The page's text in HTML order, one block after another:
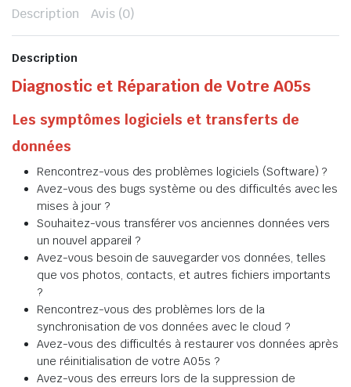
Description Avis (0)
Description
Diagnostic et Réparation de Votre A05s
Les symptômes logiciels et transferts de
données
Rencontrez-vous des problèmes logiciels (Software) ?
Avez-vous des bugs système ou des difficultés avec les
mises à jour ?
Souhaitez-vous transférer vos anciennes données vers
un nouvel appareil ?
Avez-vous besoin de sauvegarder vos données, telles
que vos photos, contacts, et autres fichiers importants
?
Rencontrez-vous des problèmes lors de la
synchronisation de vos données avec le cloud ?
Avez-vous des difficultés à restaurer vos données après
une réinitialisation de votre A05s ?
Avez-vous des erreurs lors de la suppression de